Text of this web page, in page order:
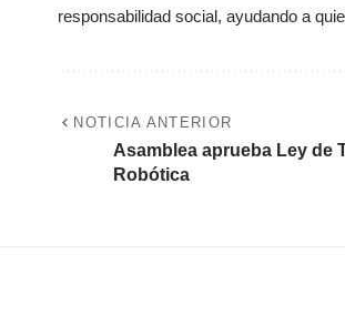
responsabilidad social, ayudando a
NOTICIA ANTERIOR
Asamblea aprueba Ley de
Robótica